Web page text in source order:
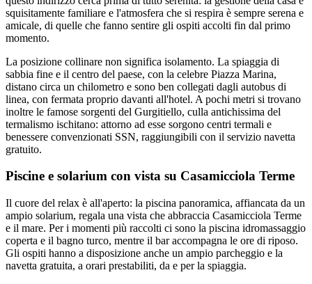
squisitamente familiare e l'atmosfera che si respira è sempre serena e
amicale, di quelle che fanno sentire gli ospiti accolti fin dal primo
momento.
La posizione collinare non significa isolamento. La spiaggia di
sabbia fine e il centro del paese, con la celebre Piazza Marina,
distano circa un chilometro e sono ben collegati dagli autobus di
linea, con fermata proprio davanti all'hotel. A pochi metri si trovano
inoltre le famose sorgenti del Gurgitiello, culla antichissima del
termalismo ischitano: attorno ad esse sorgono centri termali e
benessere convenzionati SSN, raggiungibili con il servizio navetta
gratuito.
Piscine e solarium con vista su Casamicciola Terme
Il cuore del relax è all'aperto: la piscina panoramica, affiancata da un
ampio solarium, regala una vista che abbraccia Casamicciola Terme
e il mare. Per i momenti più raccolti ci sono la piscina idromassaggio
coperta e il bagno turco, mentre il bar accompagna le ore di riposo.
Gli ospiti hanno a disposizione anche un ampio parcheggio e la
navetta gratuita, a orari prestabiliti, da e per la spiaggia.